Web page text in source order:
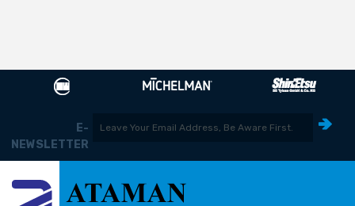
E-
NEWSLETTER